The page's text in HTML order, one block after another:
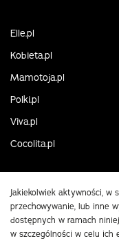
Elle.pl
Kobieta.pl
Mamotoja.pl
Polki.pl
Viva.pl
Cocolita.pl
Jakiekolwiek aktywności, w
przechowywanie, lub inne
dostępnych w ramach
w szczególności w celu ich